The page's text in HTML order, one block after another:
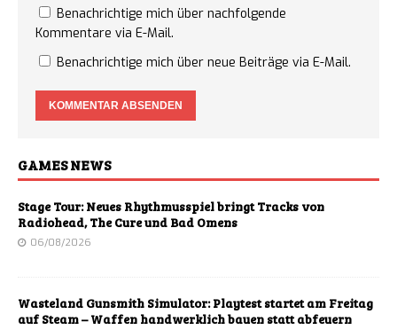
Benachrichtige mich über nachfolgende
Kommentare via E-Mail.
Benachrichtige mich über neue Beiträge via E-Mail.
GAMES NEWS
Stage Tour: Neues Rhythmusspiel bringt Tracks von
Radiohead, The Cure und Bad Omens
06/08/2026
Wasteland Gunsmith Simulator: Playtest startet am Freitag
auf Steam – Waffen handwerklich bauen statt abfeuern